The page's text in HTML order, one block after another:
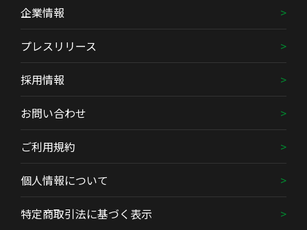
企業情報
プレスリリース
採用情報
お問い合わせ
ご利用規約
個人情報について
特定商取引法に基づく表示